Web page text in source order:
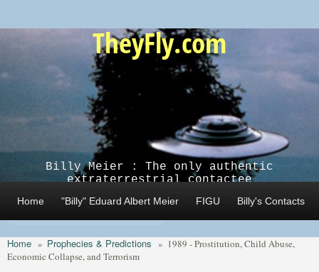
TheyFly.com
Billy Meier : The only authentic
extraterrestrial contactee
Home "Billy" Eduard Albert Meier FIGU Billy's Contacts
Home » Prophecies & Predictions » 1989 - Prostitution, Child Abuse,
Economic Collapse, and Terrorism